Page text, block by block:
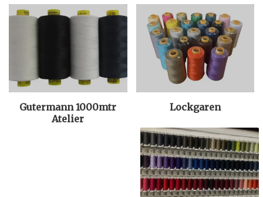
Gutermann 1000mtr
Atelier
Lockgaren